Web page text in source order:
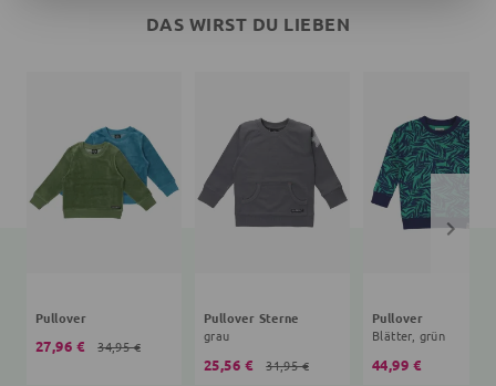
DAS WIRST DU LIEBEN
Pullover
27,96 € 34,95 €
Pullover Sterne
grau
25,56 € 31,95 €
Pullover
Blätter, grün
44,99 €